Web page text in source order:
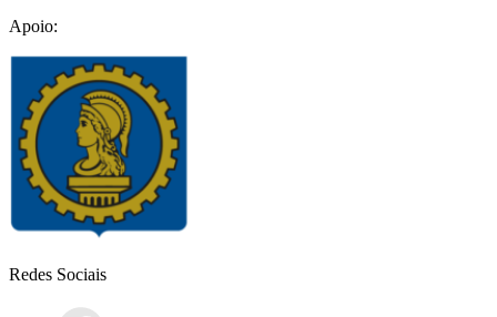
Apoio:
Redes Sociais